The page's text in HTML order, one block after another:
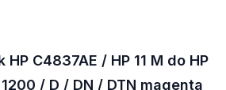
C4837AE / HP 11 M do HP
/ D / DN / DTN magenta